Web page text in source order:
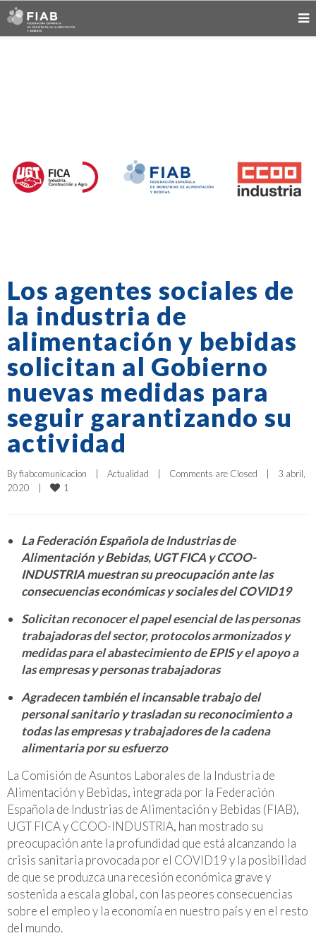
Los agentes sociales de
la industria de
alimentación y bebidas
solicitan al Gobierno
nuevas medidas para
seguir garantizando su
actividad
By fiabcomunicacion | Actualidad | Comments are Closed |
3 abril,
2020
| 1
La Federación Española de Industrias de
Alimentación y Bebidas, UGT FICA y CCOO-
INDUSTRIA muestran su preocupación ante las
consecuencias económicas y sociales del COVID19
Solicitan reconocer el papel esencial de las personas
trabajadoras del sector, protocolos armonizados y
medidas para el abastecimiento de EPIS y el apoyo a
las empresas y personas trabajadoras
Agradecen también el incansable trabajo del
personal sanitario y trasladan su reconocimiento a
todas las empresas y trabajadores de la cadena
alimentaria por su esfuerzo
La Comisión de Asuntos Laborales de la Industria de
Alimentación y Bebidas, integrada por la Federación
Española de Industrias de Alimentación y Bebidas (FIAB),
UGT FICA y CCOO-INDUSTRIA, han mostrado su
preocupación ante la profundidad que está alcanzando la
crisis sanitaria provocada por el COVID19 y la posibilidad
de que se produzca una recesión económica grave y
sostenida a escala global, con las peores consecuencias
sobre el empleo y la economía en nuestro país y en el resto
del mundo.